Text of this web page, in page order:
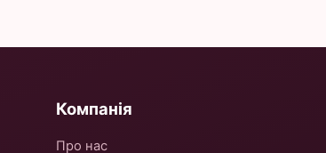
Компанія
Про нас